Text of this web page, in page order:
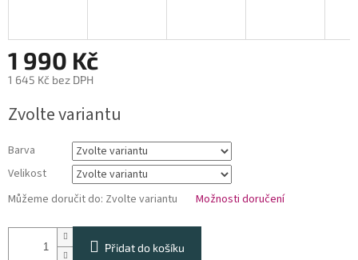
1 990 Kč
1 645 Kč bez DPH
cena:
Zvolte variantu
Barva
Velikost
Můžeme doručit do: Zvolte variantu Možnosti doručení
Přidat do košíku